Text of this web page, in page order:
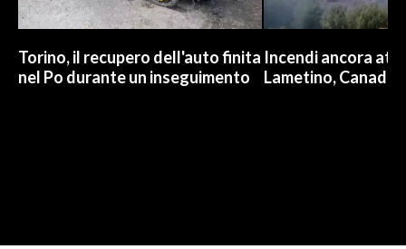
Torino, il recupero dell'auto finita
nel Po durante un inseguimento
Incendi ancora
Lametino,